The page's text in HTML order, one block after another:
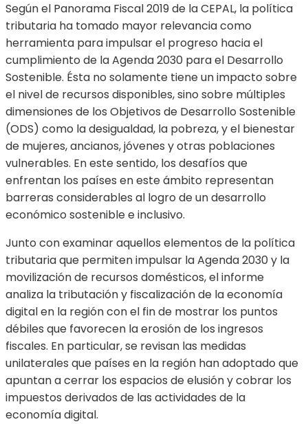
Según el Panorama Fiscal 2019 de la CEPAL, la política
tributaria ha tomado mayor relevancia como
herramienta para impulsar el progreso hacia el
cumplimiento de la Agenda 2030 para el Desarrollo
Sostenible. Ésta no solamente tiene un impacto sobre
el nivel de recursos disponibles, sino sobre múltiples
dimensiones de los Objetivos de Desarrollo Sostenible
(ODS) como la desigualdad, la pobreza, y el bienestar
de mujeres, ancianos, jóvenes y otras poblaciones
vulnerables. En este sentido, los desafíos que
enfrentan los países en este ámbito representan
barreras considerables al logro de un desarrollo
económico sostenible e inclusivo.
Junto con examinar aquellos elementos de la política
tributaria que permiten impulsar la Agenda 2030 y la
movilización de recursos domésticos, el informe
analiza la tributación y fiscalización de la economía
digital en la región con el fin de mostrar los puntos
débiles que favorecen la erosión de los ingresos
fiscales. En particular, se revisan las medidas
unilaterales que países en la región han adoptado que
apuntan a cerrar los espacios de elusión y cobrar los
impuestos derivados de las actividades de la
economía digital.